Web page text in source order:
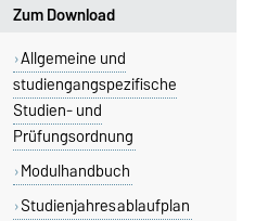
Zum Download
Allgemeine und
studiengangspezifische
Studien- und
Prüfungsordnung
Modulhandbuch
Studienjahresablaufplan